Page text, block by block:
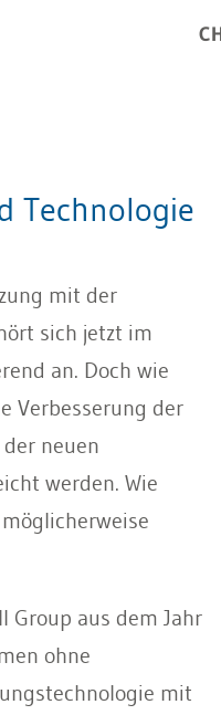
Technologie
mit der
sich jetzt im
an. Doch wie
Verbesserung der
neuen
werden. Wie
Group aus dem Jahr
ohne
mit